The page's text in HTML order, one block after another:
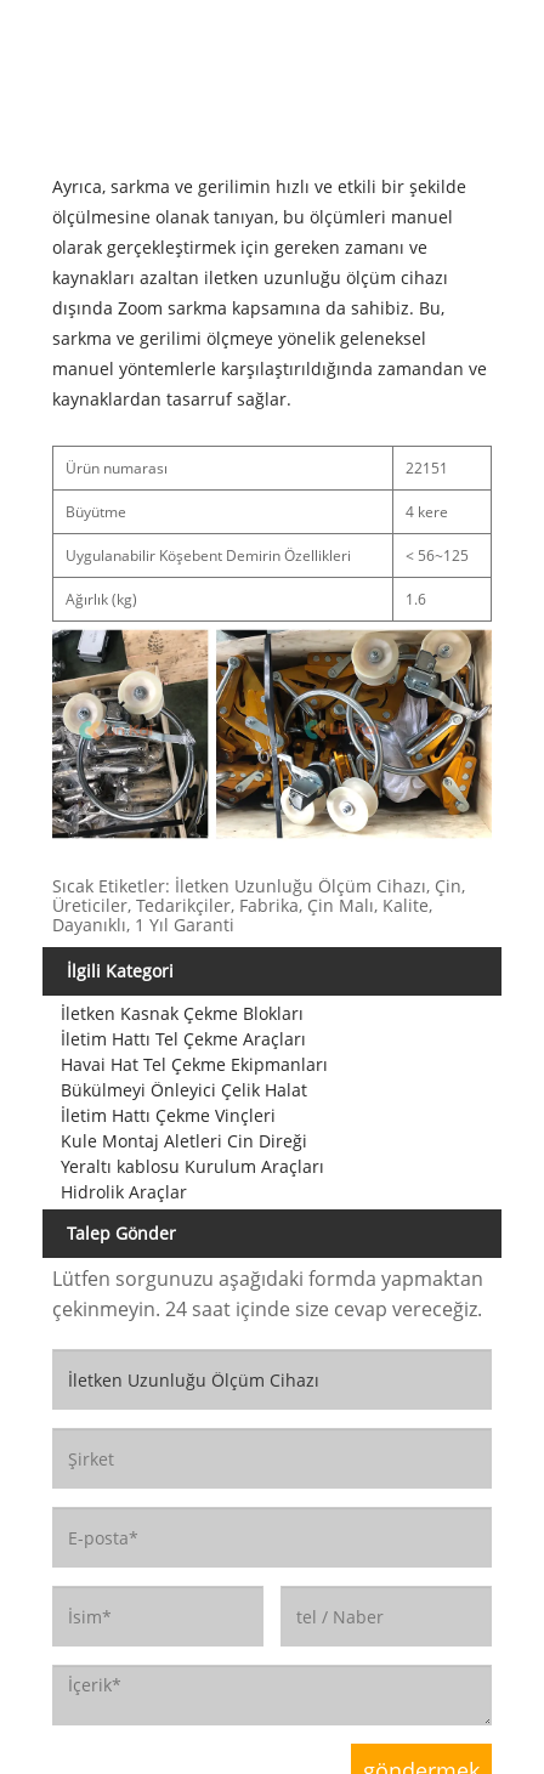
Ayrıca, sarkma ve gerilimin hızlı ve etkili bir şekilde
ölçülmesine olanak tanıyan, bu ölçümleri manuel
olarak gerçekleştirmek için gereken zamanı ve
kaynakları azaltan iletken uzunluğu ölçüm cihazı
dışında Zoom sarkma kapsamına da sahibiz. Bu,
sarkma ve gerilimi ölçmeye yönelik geleneksel
manuel yöntemlerle karşılaştırıldığında zamandan ve
kaynaklardan tasarruf sağlar.
Ürün numarası 22151
Büyütme 4 kere
Uygulanabilir Köşebent Demirin Özellikleri < 56~125
Ağırlık (kg) 1.6
Sıcak Etiketler: İletken Uzunluğu Ölçüm Cihazı, Çin,
Üreticiler, Tedarikçiler, Fabrika, Çin Malı, Kalite,
Dayanıklı, 1 Yıl Garanti
İlgili Kategori
İletken Kasnak Çekme Blokları
İletim Hattı Tel Çekme Araçları
Havai Hat Tel Çekme Ekipmanları
Bükülmeyi Önleyici Çelik Halat
İletim Hattı Çekme Vinçleri
Kule Montaj Aletleri Cin Direği
Yeraltı kablosu Kurulum Araçları
Hidrolik Araçlar
Talep Gönder
Lütfen sorgunuzu aşağıdaki formda yapmaktan
çekinmeyin. 24 saat içinde size cevap vereceğiz.